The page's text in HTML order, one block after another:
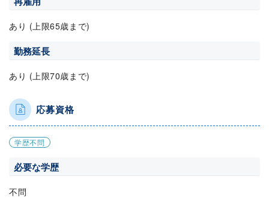
あり (上限65歳まで)
勤務延長
あり (上限70歳まで)
応募資格
学歴不問
必要な学歴
不問